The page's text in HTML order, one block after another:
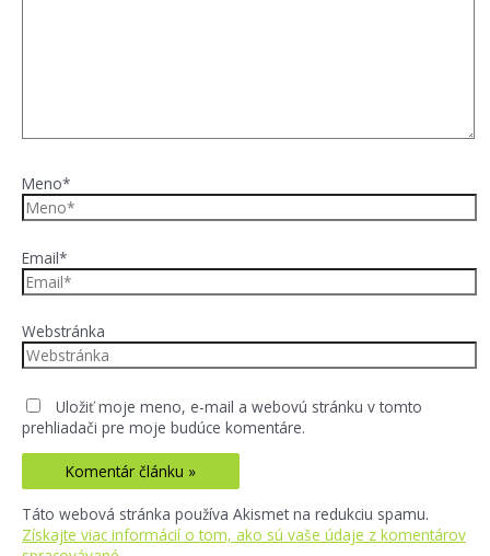
Meno*
Email*
Webstránka
Uložiť moje meno, e-mail a webovú stránku v tomto
prehliadači pre moje budúce komentáre.
Táto webová stránka používa Akismet na redukciu spamu.
Získajte viac informácií o tom, ako sú vaše údaje z komentárov